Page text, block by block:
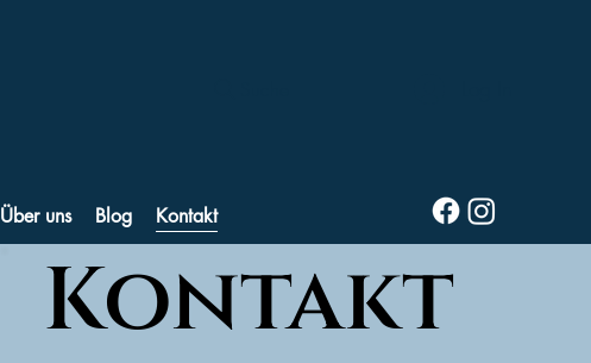
Über uns Blog Kontakt
Kontakt